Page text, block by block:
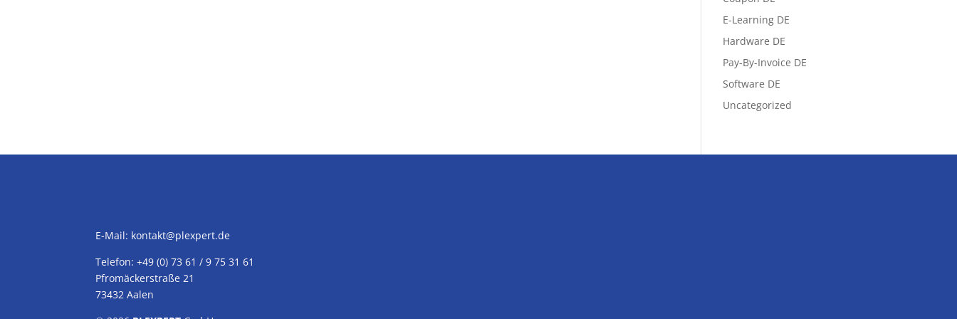
E-Learning DE
Hardware DE
Pay-By-Invoice DE
Software DE
Uncategorized
E-Mail: kontakt@plexpert.de
Telefon: +49 (0) 73 61 / 9 75 31 61
Pfromäckerstraße 21
73432 Aalen